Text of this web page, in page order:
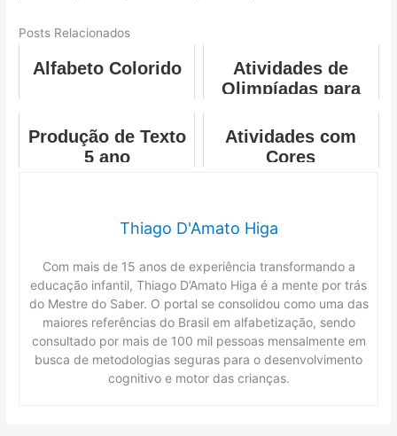
Posts Relacionados
Alfabeto Colorido
Atividades de
Olimpíadas para
Produção de Texto
5 ano
Atividades com
Cores
Thiago D'Amato Higa
Com mais de 15 anos de experiência transformando a
educação infantil, Thiago D’Amato Higa é a mente por trás
do Mestre do Saber. O portal se consolidou como uma das
maiores referências do Brasil em alfabetização, sendo
consultado por mais de 100 mil pessoas mensalmente em
busca de metodologias seguras para o desenvolvimento
cognitivo e motor das crianças.